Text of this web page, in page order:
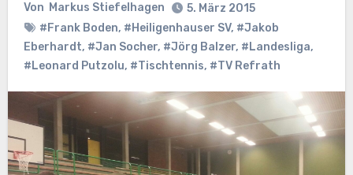
Von Markus Stiefelhagen
5. März 2015
#Frank Boden, #Heiligenhauser SV, #Jakob
Eberhardt, #Jan Socher, #Jörg Balzer, #Landesliga,
#Leonard Putzolu, #Tischtennis, #TV Refrath